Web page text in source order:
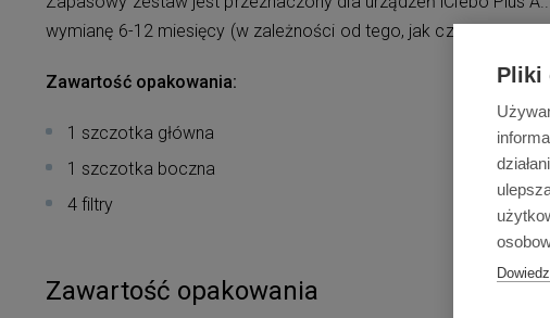
wymianę 6-12 miesięcy (w zależności od tego, jak często i na
Zawartość opakowania:
1 szczotka główna
1 szczotka boczna
4 filtry
Zawartość opakowania
Pliki